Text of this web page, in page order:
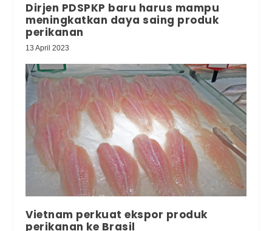
Dirjen PDSPKP baru harus mampu
meningkatkan daya saing produk
perikanan
13 April 2023
Vietnam perkuat ekspor produk
perikanan ke Brasil